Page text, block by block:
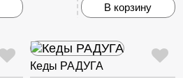
В корзину
Кеды РАДУГА